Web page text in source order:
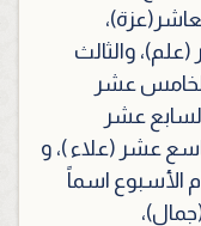
والثالث
عشر
عشر
عشر (علاء )، و
الأسبوع اسماً